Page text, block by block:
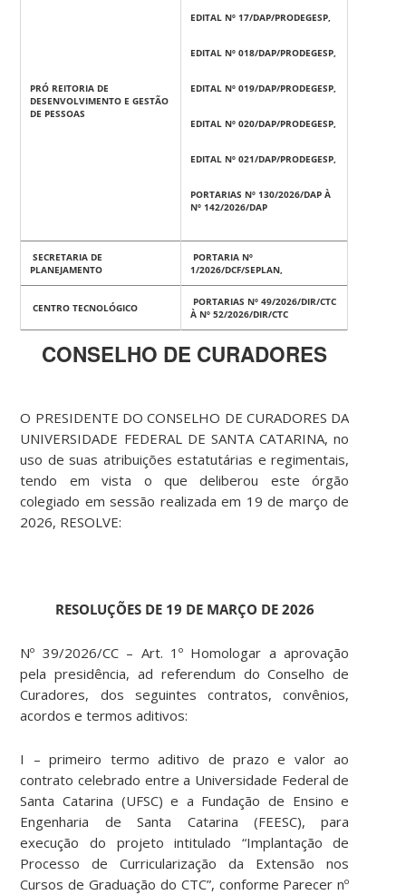
PRÓ REITORIA DE
DESENVOLVIMENTO E GESTÃO
DE PESSOAS
EDITAL Nº 17/DAP/PRODEGESP,
EDITAL Nº 018/DAP/PRODEGESP,
EDITAL Nº 019/DAP/PRODEGESP,
EDITAL Nº 020/DAP/PRODEGESP,
EDITAL Nº 021/DAP/PRODEGESP,
PORTARIAS Nº 130/2026/DAP À
Nº 142/2026/DAP
SECRETARIA DE
PLANEJAMENTO
PORTARIA Nº
1/2026/DCF/SEPLAN,
CENTRO TECNOLÓGICO
PORTARIAS Nº 49/2026/DIR/CTC
À Nº 52/2026/DIR/CTC
CONSELHO DE CURADORES
O PRESIDENTE DO CONSELHO DE CURADORES DA
UNIVERSIDADE FEDERAL DE SANTA CATARINA, no
uso de suas atribuições estatutárias e regimentais,
tendo em vista o que deliberou este órgão
colegiado em sessão realizada em 19 de março de
2026, RESOLVE:
RESOLUÇÕES DE 19 DE MARÇO DE 2026
Nº 39/2026/CC – Art. 1º Homologar a aprovação
pela presidência, ad referendum do Conselho de
Curadores, dos seguintes contratos, convênios,
acordos e termos aditivos:
I – primeiro termo aditivo de prazo e valor ao
contrato celebrado entre a Universidade Federal de
Santa Catarina (UFSC) e a Fundação de Ensino e
Engenharia de Santa Catarina (FEESC), para
execução do projeto intitulado “Implantação de
Processo de Curricularização da Extensão nos
Cursos de Graduação do CTC”, conforme Parecer nº